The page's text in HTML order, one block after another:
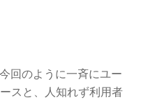
回のように一斉にユー
スと、人知れず利用者